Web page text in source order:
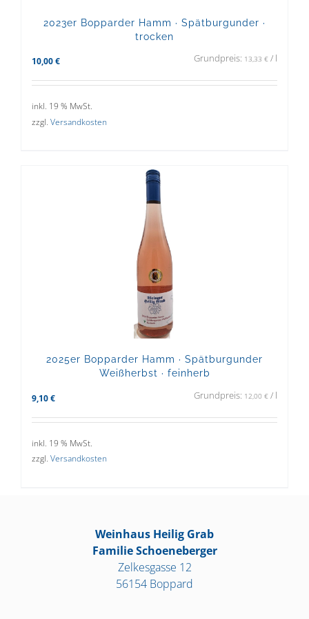
2023er Bopparder Hamm · Spätburgunder ·
trocken
10,00 € Grundpreis: 13,33 € / l
inkl. 19 % MwSt.
zzgl. Versandkosten
2025er Bopparder Hamm · Spätburgunder
Weißherbst · feinherb
9,10 € Grundpreis: 12,00 € / l
inkl. 19 % MwSt.
zzgl. Versandkosten
Weinhaus Heilig Grab
Familie Schoeneberger
Zelkesgasse 12
56154 Boppard